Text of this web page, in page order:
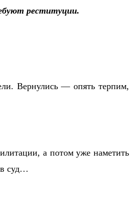
реституции.
Вернулись — опять терпим,
а потом уже наметить
суд…